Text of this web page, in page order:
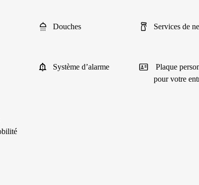
Douches Services de
Système d’alarme
Plaque
pour votre